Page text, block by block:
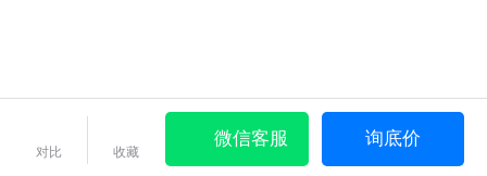
对比 收藏
微信客服 询底价